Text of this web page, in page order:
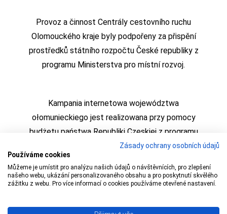
Provoz a činnost Centrály cestovního ruchu
Olomouckého kraje byly podpořeny za přispění
prostředků státního rozpočtu České republiky z
programu Ministerstva pro místní rozvoj.
Kampania internetowa województwa
ołomunieckiego jest realizowana przy pomocy
budżetu państwa Republiki Czeskiej z programu
Ministerstwa Rozwoju Regionalnego
Copyright © 2009 – 1 Olomoucký kraj,Centrála
Zásady ochrany osobních údajů
Používáme cookies
Můžeme je umístit pro analýzu našich údajů o návštěvnících, pro zlepšení
našeho webu, ukázání personalizovaného obsahu a pro poskytnutí skvělého
zážitku z webu. Pro více informací o cookies používáme otevřené nastavení.